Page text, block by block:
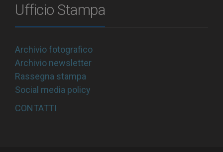
Ufficio Stampa
Archivio fotografico
Archivio newsletter
Rassegna stampa
Social media policy
CONTATTI